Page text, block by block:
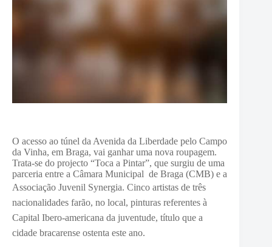
O acesso ao túnel da Avenida da Liberdade pelo Campo
da Vinha, em Braga, vai ganhar uma nova roupagem.
Trata-se do projecto “Toca a Pintar”, que surgiu de uma
parceria entre a Câmara Municipal de Braga (CMB) e a
Associação Juvenil Synergia. Cinco artistas de três
nacionalidades farão, no local, pinturas referentes à
Capital Ibero-americana da juventude, título que a
cidade bracarense ostenta este ano.